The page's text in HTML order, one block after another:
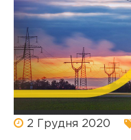
2 Грудня 2020